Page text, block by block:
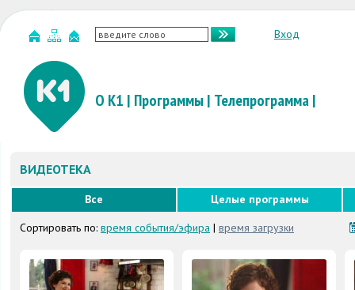
Вход
О К1 | Программы | Телепрограмма|
ВИДЕОТЕКА
Все
Целые программы
Сортировать по: время события/эфира | время загрузки